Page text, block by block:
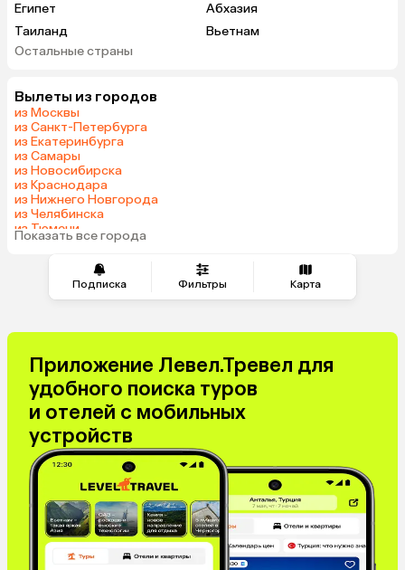
Подписка Фильтры Карта
Египет
Абхазия
Таиланд
Вьетнам
ОАЭ
Армения
Казахстан
Узбекистан
Сербия
Киргизия
Саудовская Аравия
Венгрия
Остальные страны
Вылеты из городов
из Москвы
из Санкт-Петербурга
из Екатеринбурга
из Самары
из Новосибирска
из Краснодара
из Нижнего Новгорода
из Челябинска
из Тюмени
из Минеральных Вод
Показать все города
Приложение Левел.Тревел для
удобного поиска туров
и отелей с мобильных
устройств